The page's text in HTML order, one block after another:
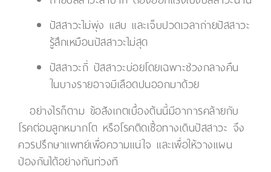
ปัสสาวะไม่พุ่ง แสบ และเจ็บปวดเวลาถ่ายปัสสาวะ
รู้สึกเหมือนปัสสาวะไม่สุด
ปัสสาวะถี่ ปัสสาวะบ่อยโดยเฉพาะช่วงกลางคืน
ในบางรายอาจมีเลือดปนออกมาด้วย
อย่างไรก็ตาม ข้อสังเกตเบื้องต้นนี้มีอาการคล้ายกับ
โรคต่อมลูกหมากโต หรือโรคติดเชื้อทางเดินปัสสาวะ จึง
ควรปรึกษาแพทย์เพื่อความแน่ใจ และเพื่อให้วางแผน
ป้องกันได้อย่างทันท่วงที